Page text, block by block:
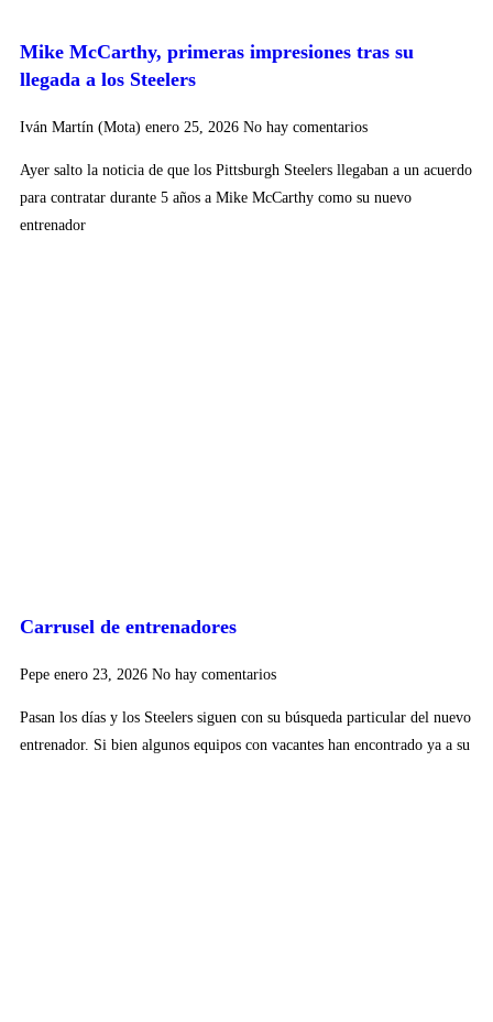
Mike McCarthy, primeras impresiones tras su
llegada a los Steelers
Iván Martín (Mota) enero 25, 2026 No hay comentarios
Ayer salto la noticia de que los Pittsburgh Steelers llegaban a un acuerdo
para contratar durante 5 años a Mike McCarthy como su nuevo
entrenador
Carrusel de entrenadores
Pepe enero 23, 2026 No hay comentarios
Pasan los días y los Steelers siguen con su búsqueda particular del nuevo
entrenador. Si bien algunos equipos con vacantes han encontrado ya a su